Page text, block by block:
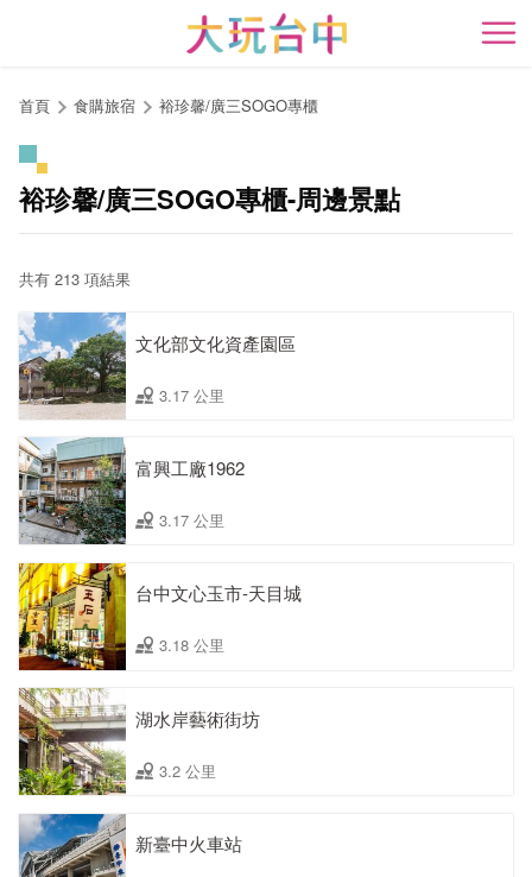
開
首頁 食購旅宿 裕珍馨/廣三SOGO專櫃
裕珍馨/廣三SOGO專櫃-周邊景點
共有 213 項結果
文化部文化資產園區
3.17 公里
富興工廠1962
3.17 公里
台中文心玉市-天目城
3.18 公里
湖水岸藝術街坊
3.2 公里
新臺中火車站